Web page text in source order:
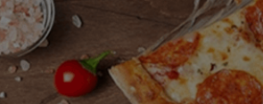
LA CARTE
VOTRE COMPTE
NOTRE RESTAURANT